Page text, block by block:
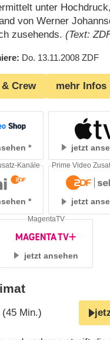
unter
von Werner
zusehends. (Text:
Do. 13.11.2008 ZDF
Crew mehr Infos
jetzt
Kanäle
jetzt
Prime Video
jetzt ansehen
MagentaTV
Min.)